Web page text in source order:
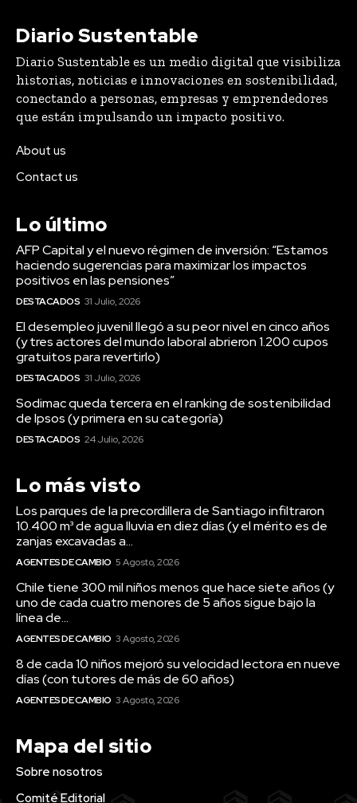
Diario Sustentable
Diario Sustentable es un medio digital que visibiliza
historias, noticias e innovaciones en sostenibilidad,
conectando a personas, empresas y emprendedores
que están impulsando un impacto positivo.
About us
Contact us
Lo último
AFP Capital y el nuevo régimen de inversión: “Estamos
haciendo sugerencias para maximizar los impactos
positivos en las pensiones”
DESTACADOS 31 Julio, 2026
El desempleo juvenil llegó a su peor nivel en cinco años
(y tres actores del mundo laboral abrieron 1.200 cupos
gratuitos para revertirlo)
DESTACADOS 31 Julio, 2026
Sodimac queda tercera en el ranking de sostenibilidad
de Ipsos (y primera en su categoría)
DESTACADOS 24 Julio, 2026
Lo más visto
Los parques de la precordillera de Santiago infiltraron
10.400 m³ de agua lluvia en diez días (y el mérito es de
zanjas excavadas a...
AGENTES DE CAMBIO 5 Agosto, 2026
Chile tiene 300 mil niños menos que hace siete años (y
uno de cada cuatro menores de 5 años sigue bajo la
línea de...
AGENTES DE CAMBIO 3 Agosto, 2026
8 de cada 10 niños mejoró su velocidad lectora en nueve
días (con tutores de más de 60 años)
AGENTES DE CAMBIO 3 Agosto, 2026
Mapa del sitio
Sobre nosotros
Comité Editorial